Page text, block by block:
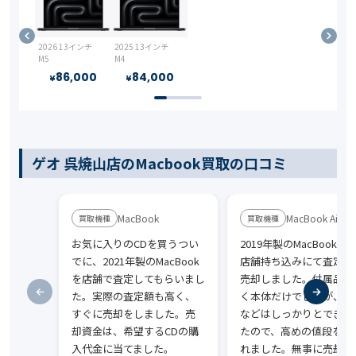
2026 13インチ
M5
¥86,000
2025 13インチ
M4
¥84,000
ゲオ 呉焼山店のMacbook買取の口コミ
MacBook
お気に入りのCDを買うつい
でに、2021年製のMacBook
を店舗で査定してもらいまし
た。実際の査定額も高く、
すぐに売却をしました。売
却資金は、希望するCDの購
入代金に当てました。
MacBook Air
2019年製のMacBookAir
店舗持ち込みにて査定
売却しました。付属品
く本体だけでしたが、
などはしっかりとでき
たので、高めの値段を提
れました。無事に売却